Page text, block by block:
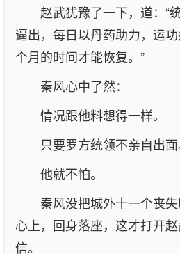
赵武犹豫了一下，道：“
逼出，每日以丹药助力，运
个月的时间才能恢复。”
秦风心中了然：
情况跟他料想得一样。
只要罗方统领不亲自出面
他就不怕。
秦风没把城外十一个丧
心上，回身落座，这才打开
信。